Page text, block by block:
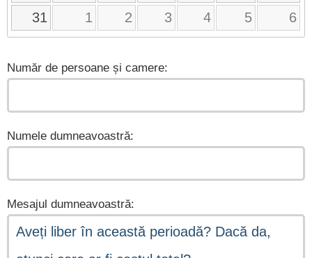
31 1 2 3 4 5 6
Număr de persoane și camere:
Numele dumneavoastră:
Mesajul dumneavoastră: